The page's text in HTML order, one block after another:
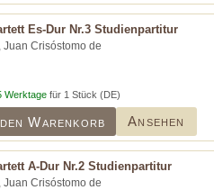
Es-Dur Nr.3 Studienpartitur
Juan Crisóstomo de
Werktage für 1 Stück (DE)
Warenkorb Ansehen
A-Dur Nr.2 Studienpartitur
Juan Crisóstomo de